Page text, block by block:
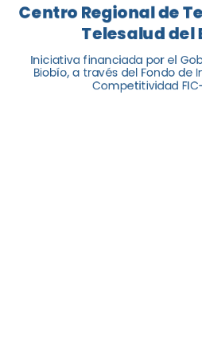
Centro Regional de
Telesalud del
Iniciativa financiada por el
Biobío, a través del Fondo de
Competitividad FIC-